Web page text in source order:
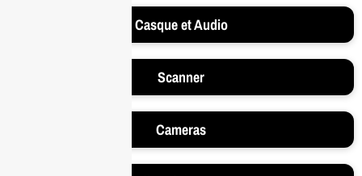
Casque et Audio
Scanner
Cameras